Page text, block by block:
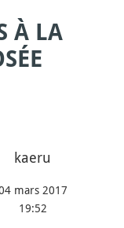
À LA
kaeru
mars 2017
19:52